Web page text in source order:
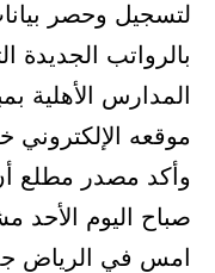
لتسجيل وحصر
بالرواتب الجديدة
موقعه الإلكتروني
وأكد مصدر مطلع أن
صباح اليوم الأحد
امس في الرياض